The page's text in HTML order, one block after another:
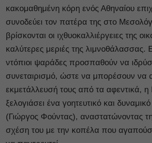
κακομαθημένη κόρη ενός Αθηναίου
συνοδεύει τον πατέρα της στο
βρίσκονται οι ιχθυοκαλλιέργειες της
καλύτερες μεριές της λιμνοθάλασσας.
ντόπιοι ψαράδες προσπαθούν να
συνεταιρισμό, ώστε να μπορέσουν να
εκμετάλλευσή τους από τα αφεντικά,
ξελογιάσει ένα γοητευτικό και
(Γιώργος Φούντας), αναστατώνοντας
σχέση του με την κοπέλα που